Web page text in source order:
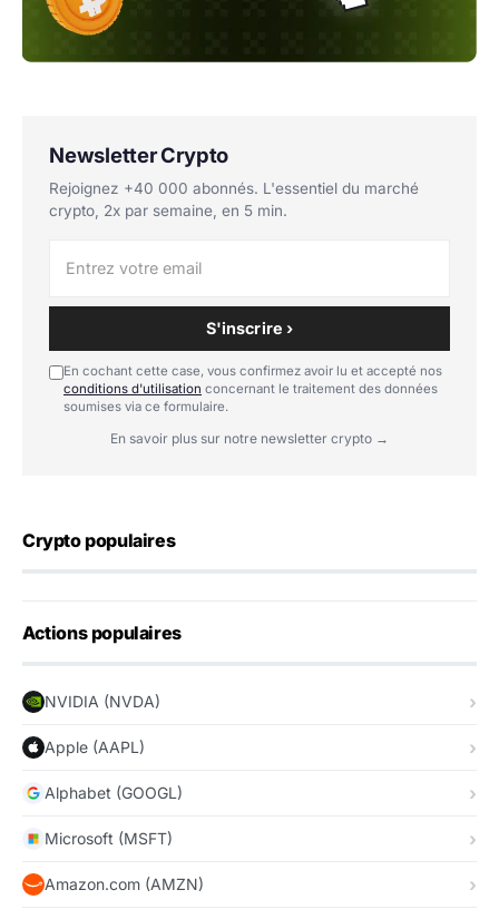
Newsletter Crypto
Rejoignez +40 000 abonnés. L'essentiel du marché
crypto, 2x par semaine, en 5 min.
S'inscrire ›
En cochant cette case, vous confirmez avoir lu et accepté nos
conditions d'utilisation concernant le traitement des données
soumises via ce formulaire.
En savoir plus sur notre newsletter crypto →
Crypto populaires
Actions populaires
NVIDIA (NVDA)
Apple (AAPL)
Alphabet (GOOGL)
Microsoft (MSFT)
Amazon.com (AMZN)